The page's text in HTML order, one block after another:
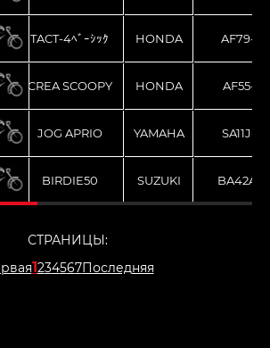
TACT-4ﾍﾞｰｼｯｸ HONDA AF79-
CREA SCOOPY HONDA AF55-
JOG APRIO YAMAHA SA11J-
BIRDIE50 SUZUKI BA42A-
СТРАНИЦЫ:
1234567Последняя